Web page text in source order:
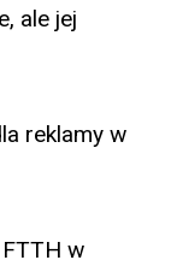
ale jej
reklamy w
w